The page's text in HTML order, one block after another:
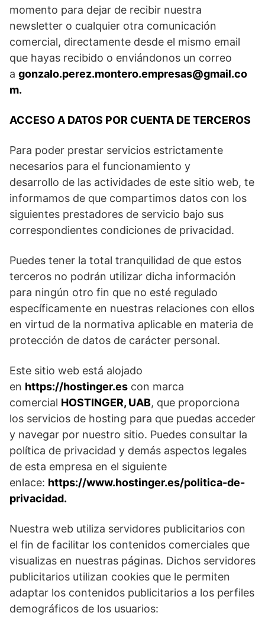
momento para dejar de recibir nuestra
newsletter o cualquier otra comunicación
comercial, directamente desde el mismo email
que hayas recibido o enviándonos un correo
a gonzalo.perez.montero.empresas@gmail.co
m.
ACCESO A DATOS POR CUENTA DE TERCEROS
Para poder prestar servicios estrictamente
necesarios para el funcionamiento y
desarrollo de las actividades de este sitio web, te
informamos de que compartimos datos con los
siguientes prestadores de servicio bajo sus
correspondientes condiciones de privacidad.
Puedes tener la total tranquilidad de que estos
terceros no podrán utilizar dicha información
para ningún otro fin que no esté regulado
específicamente en nuestras relaciones con ellos
en virtud de la normativa aplicable en materia de
protección de datos de carácter personal.
Este sitio web está alojado
en https://hostinger.es con marca
comercial HOSTINGER, UAB, que proporciona
los servicios de hosting para que puedas acceder
y navegar por nuestro sitio. Puedes consultar la
política de privacidad y demás aspectos legales
de esta empresa en el siguiente
enlace: https://www.hostinger.es/politica-de-
privacidad.
Nuestra web utiliza servidores publicitarios con
el fin de facilitar los contenidos comerciales que
visualizas en nuestras páginas. Dichos servidores
publicitarios utilizan cookies que le permiten
adaptar los contenidos publicitarios a los perfiles
demográficos de los usuarios: